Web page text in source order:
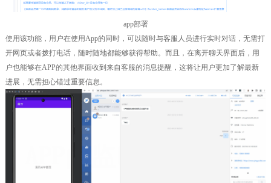
app部署
使用该功能，用户在使用App的同时，可以随时与客服人员进行实时对话，无需打
开网页或者拨打电话，随时随地都能够获得帮助。而且，在离开聊天界面后，用
户也能够在APP的其他界面收到来自客服的消息提醒，这将让用户更加了解最新
进展，无需担心错过重要信息。